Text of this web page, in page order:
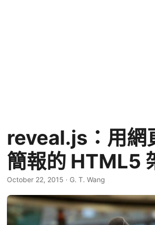
reveal.js：用網
簡報的 HTML5
October 22, 2015 · G. T. Wang